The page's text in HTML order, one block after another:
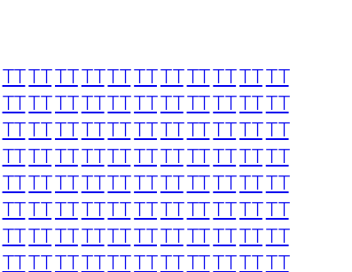
TTTTTTTTTTTTTTTTTTTTTT
TTTTTTTTTTTTTTTTTTTTTT
TTTTTTTTTTTTTTTTTTTTTT
TTTTTTTTTTTTTTTTTTTTTT
TTTTTTTTTTTTTTTTTTTTTT
TTTTTTTTTTTTTTTTTTTTTT
TTTTTTTTTTTTTTTTTTTTTT
TTTTTTTTTTTTTTTTTTTTTT